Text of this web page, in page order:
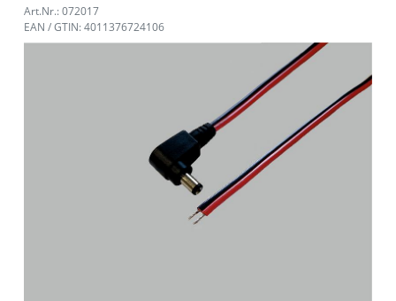
Art.Nr.: 072017
EAN / GTIN: 4011376724106